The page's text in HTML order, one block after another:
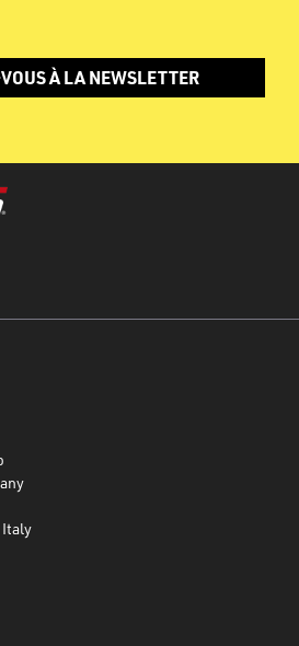
À LA NEWSLETTER